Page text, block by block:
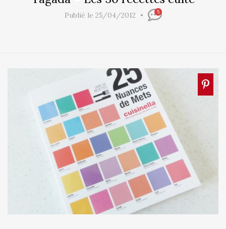
Publié le 25/04/2012 5